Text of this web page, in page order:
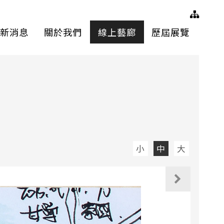
網站
消息
關於我們 線上藝廊 歷屆展覽
小 中 大